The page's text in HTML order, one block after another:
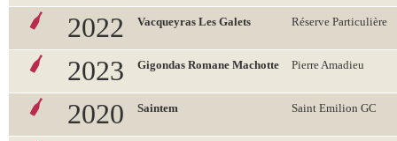
2022 Vacqueyras Les Galets Réserve Particulière
2023 Gigondas Romane Machotte Pierre Amadieu
2020 Saintem Saint Emilion GC